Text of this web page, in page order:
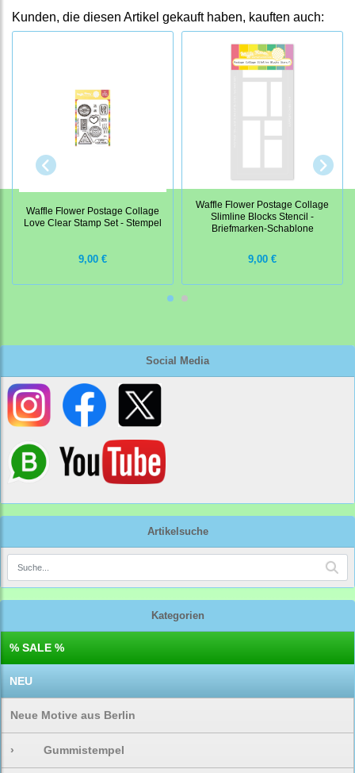
Social Media
Artikelsuche
Kategorien
% SALE %
NEU
Neue Motive aus Berlin
› Gummistempel
Kunden, die diesen Artikel gekauft haben, kauften auch:
Waffle Flower Postage Collage
Love Clear Stamp Set - Stempel
9,00 €
Waffle Flower Postage Collage
Slimline Blocks Stencil -
Briefmarken-Schablone
9,00 €